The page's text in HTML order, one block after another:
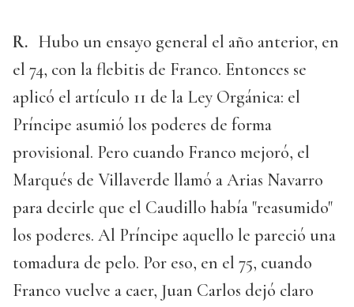
R. Hubo un ensayo general el año anterior, en
el 74, con la flebitis de Franco. Entonces se
aplicó el artículo 11 de la Ley Orgánica: el
Príncipe asumió los poderes de forma
provisional. Pero cuando Franco mejoró, el
Marqués de Villaverde llamó a Arias Navarro
para decirle que el Caudillo había "reasumido"
los poderes. Al Príncipe aquello le pareció una
tomadura de pelo. Por eso, en el 75, cuando
Franco vuelve a caer, Juan Carlos dejó claro